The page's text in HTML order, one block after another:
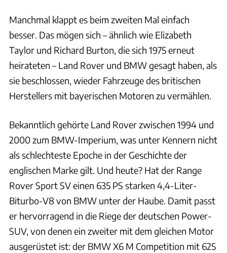
Manchmal klappt es beim zweiten Mal einfach
besser. Das mögen sich – ähnlich wie Elizabeth
Taylor und Richard Burton, die sich 1975 erneut
heirateten – Land Rover und BMW gesagt haben, als
sie beschlossen, wieder Fahrzeuge des britischen
Herstellers mit bayerischen Motoren zu vermählen.
Bekanntlich gehörte Land Rover zwischen 1994 und
2000 zum BMW-Imperium, was unter Kennern nicht
als schlechteste Epoche in der Geschichte der
englischen Marke gilt. Und heute? Hat der Range
Rover Sport SV einen 635 PS starken 4,4-Liter-
Biturbo-V8 von BMW unter der Haube. Damit passt
er hervorragend in die Riege der deutschen Power-
SUV, von denen ein zweiter mit dem gleichen Motor
ausgerüstet ist: der BMW X6 M Competition mit 625